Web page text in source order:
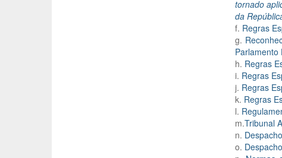
tornado
da
f. Regras
g.
Parlamento
h. Regras
i. Regras
j. Regras
k. Regras
l.
m.Tribunal
n.
o.